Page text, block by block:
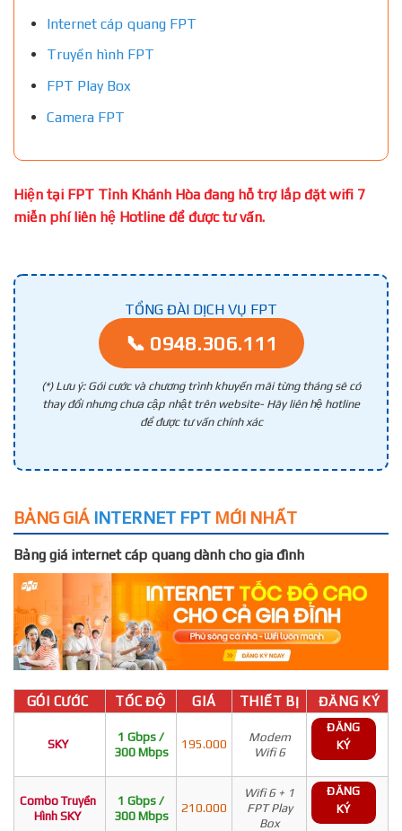
Internet cáp quang FPT
Truyền hình FPT
FPT Play Box
Camera FPT
Hiện tại FPT Tỉnh Khánh Hòa đang hỗ trợ lắp đặt wifi 7
miễn phí liên hệ Hotline để được tư vấn.
TỔNG ĐÀI DỊCH VỤ FPT
📞 0948.306.111
(*) Lưu ý: Gói cước và chương trình khuyến mãi từng tháng sẽ có
thay đổi nhưng chưa cập nhật trên website- Hãy liên hệ hotline
để được tư vấn chính xác
BẢNG GIÁ INTERNET FPT MỚI NHẤT
Bảng giá internet cáp quang dành cho gia đình
GÓI CƯỚC TỐC ĐỘ GIÁ THIẾT BỊ ĐĂNG KÝ
SKY
1 Gbps /
300 Mbps
195.000
Modem
Wifi 6
ĐĂNG
KÝ
Combo Truyền
Hình SKY
1 Gbps /
300 Mbps
210.000
Wifi 6 + 1
FPT Play
Box
ĐĂNG
KÝ